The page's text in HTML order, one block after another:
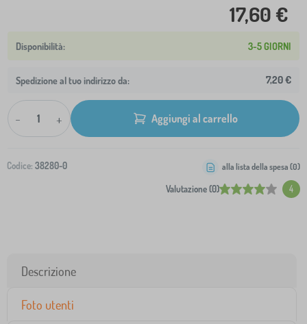
17,60 €
3-5 GIORNI
Spedizione al tuo indirizzo da: 7,20 €
- + Aggiungi al carrello
Codice: 38280-0
Valutazione (0) 4
alla lista della spesa (0)
Descrizione
Foto utenti